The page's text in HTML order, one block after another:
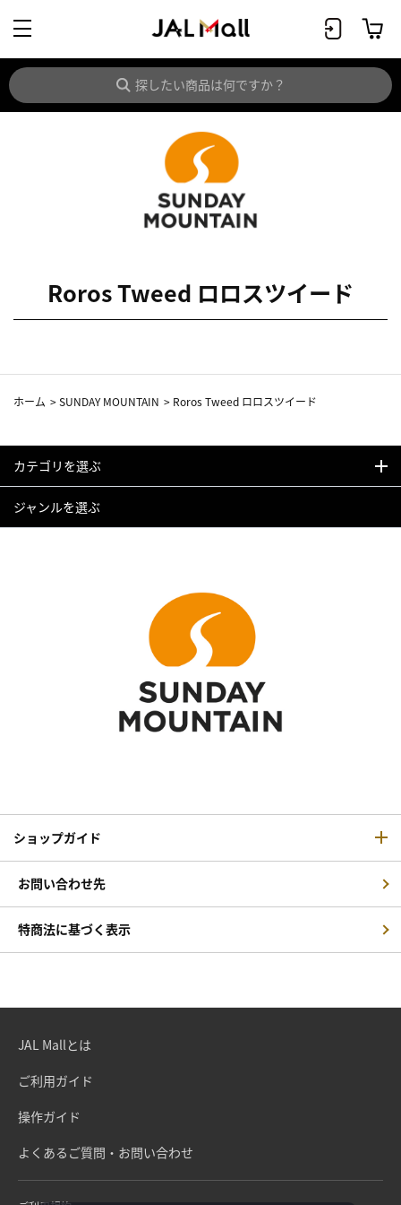
Roros Tweed ロロスツイード
ホーム >SUNDAY MOUNTAIN > Roros Tweed ロロスツイード
カテゴリを選ぶ
ジャンルを選ぶ
ショップガイド
お問い合わせ先
特商法に基づく表示
JAL Mallとは
ご利用ガイド
操作ガイド
よくあるご質問・お問い合わせ